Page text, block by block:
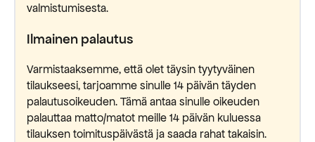
valmistumisesta.
Ilmainen palautus
Varmistaaksemme, että olet täysin tyytyväinen
tilaukseesi, tarjoamme sinulle 14 päivän täyden
palautusoikeuden. Tämä antaa sinulle oikeuden
palauttaa matto/matot meille 14 päivän kuluessa
tilauksen toimituspäivästä ja saada rahat takaisin.